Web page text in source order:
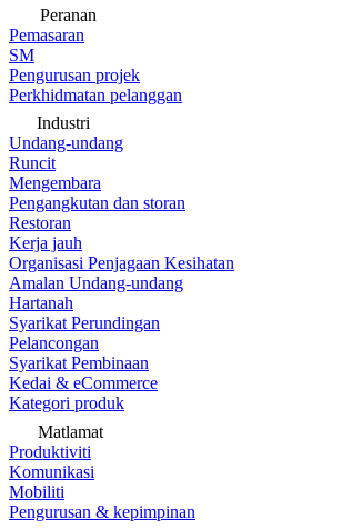
Peranan
Pemasaran
SM
Pengurusan projek
Perkhidmatan pelanggan
Industri
Undang-undang
Runcit
Mengembara
Pengangkutan dan storan
Restoran
Kerja jauh
Organisasi Penjagaan Kesihatan
Amalan Undang-undang
Hartanah
Syarikat Perundingan
Pelancongan
Syarikat Pembinaan
Kedai & eCommerce
Kategori produk
Matlamat
Produktiviti
Komunikasi
Mobiliti
Pengurusan & kepimpinan